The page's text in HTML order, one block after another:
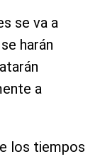
se va a
harán
a
los tiempos